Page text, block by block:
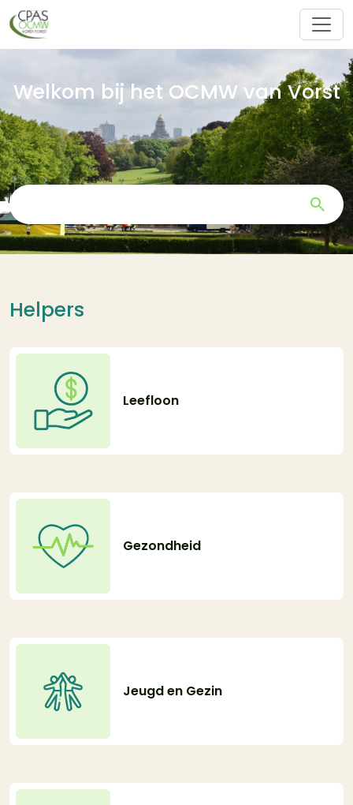
Overslaan en naar de inhoud gaan
Welkom bij het OCMW van Vorst
Helpers
Leefloon
Gezondheid
Jeugd en Gezin